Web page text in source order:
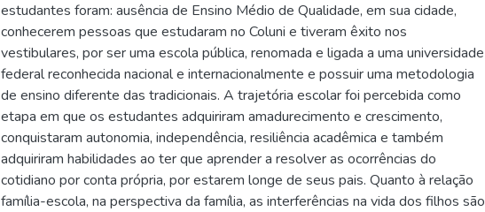
estudantes foram: ausência de Ensino Médio de Qualidade, em sua cidade,
conhecerem pessoas que estudaram no Coluni e tiveram êxito nos
vestibulares, por ser uma escola pública, renomada e ligada a uma universidade
federal reconhecida nacional e internacionalmente e possuir uma metodologia
de ensino diferente das tradicionais. A trajetória escolar foi percebida como
etapa em que os estudantes adquiriram amadurecimento e crescimento,
conquistaram autonomia, independência, resiliência acadêmica e também
adquiriram habilidades ao ter que aprender a resolver as ocorrências do
cotidiano por conta própria, por estarem longe de seus pais. Quanto à relação
família-escola, na perspectiva da família, as interferências na vida dos filhos são